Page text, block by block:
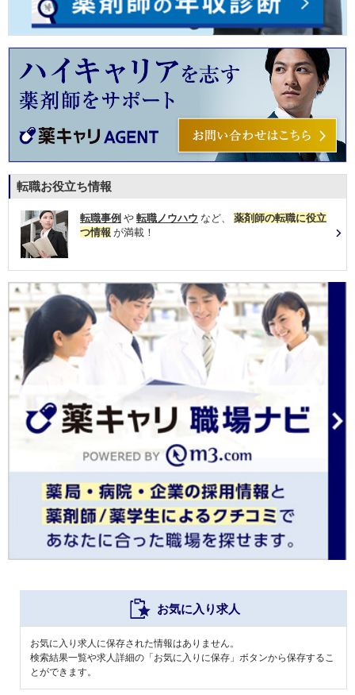
転職お役立ち情報
転職事例 や 転職ノウハウ など、 薬剤師の転職に役立
つ情報 が満載！
お気に入り求人
お気に入り求人に保存された情報はありません。
検索結果一覧や求人詳細の「お気に入りに保存」ボタンから保存するこ
とができます。